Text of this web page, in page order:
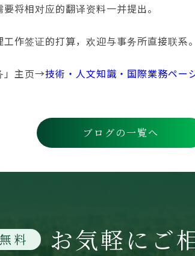
将相对应的翻译资料一并提出。
作签证的打算，欢迎与事务所直接联系。
」主页→技術・人文知識・国際業務ペー
ブログの一覧へ
料 お気軽にご